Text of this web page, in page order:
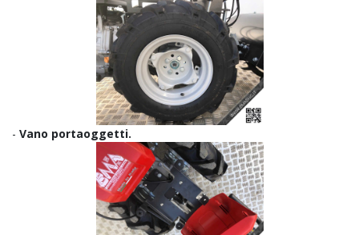
- Vano portaoggetti.